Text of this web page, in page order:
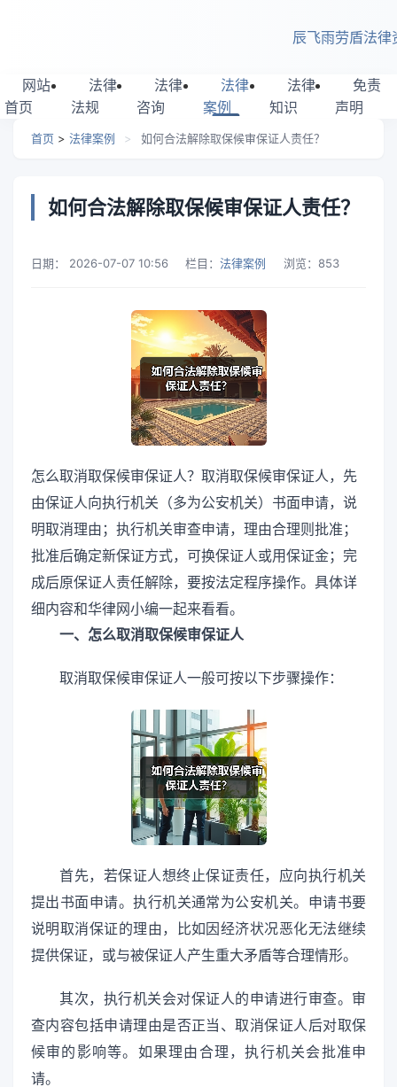
辰飞雨劳盾法律
网站
首页
法律
法规
法律
咨询
法律
案例
法律
知识
免责
声明
首页 > 法律案例 > 如何合法解除取保候审保证人责任？
如何合法解除取保候审保证人责任？
日期： 2026-07-07 10:56 栏目： 法律案例 浏览： 853
怎么取消取保候审保证人？取消取保候审保证人，先
由保证人向执行机关（多为公安机关）书面申请，说
明取消理由；执行机关审查申请，理由合理则批准；
批准后确定新保证方式，可换保证人或用保证金；完
成后原保证人责任解除，要按法定程序操作。具体详
细内容和华律网小编一起来看看。
一、怎么取消取保候审保证人
取消取保候审保证人一般可按以下步骤操作：
首先，若保证人想终止保证责任，应向执行机关
提出书面申请。执行机关通常为公安机关。申请书要
说明取消保证的理由，比如因经济状况恶化无法继续
提供保证，或与被保证人产生重大矛盾等合理情形。
其次，执行机关会对保证人的申请进行审查。审
查内容包括申请理由是否正当、取消保证人后对取保
候审的影响等。如果理由合理，执行机关会批准申
请。